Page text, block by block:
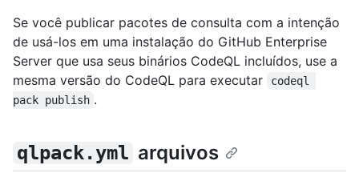
Se você publicar pacotes de consulta com a intenção
de usá-los em uma instalação do GitHub Enterprise
Server que usa seus binários CodeQL incluídos, use a
mesma versão do CodeQL para executar
codeql
pack publish .
qlpack.yml arquivos